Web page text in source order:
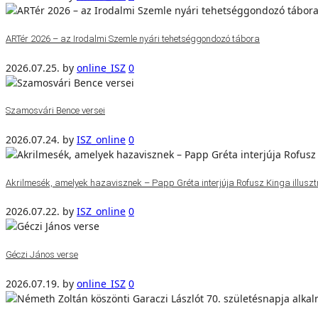
ARTér 2026 – az Irodalmi Szemle nyári tehetséggondozó tábora
2026.07.25. by online_ISZ 0
Szamosvári Bence versei
2026.07.24. by ISZ_online 0
Akrilmesék, amelyek hazavisznek – Papp Gréta interjúja Rofusz Kinga
2026.07.22. by ISZ_online 0
Géczi János verse
2026.07.19. by online_ISZ 0